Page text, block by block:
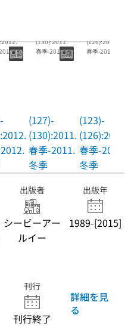
冬
(130):2011.
春季-2011.冬
(127)-
(130):2011.
春季-2011.
冬季
(126):2010.
春季-2010.冬
(123)-
(126):2010.
春季-2010.
冬季
出版者
シービーアー
ルイー
出版年
1989-[2015]
刊行
刊行終了
詳細を見
る